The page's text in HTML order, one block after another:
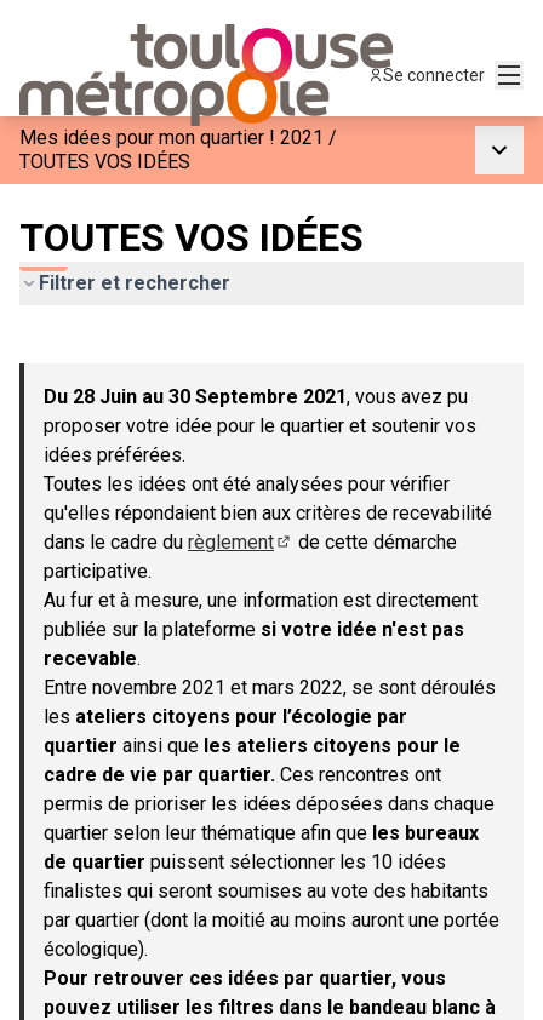
Se connecter
Mes idées pour mon quartier ! 2021 /
TOUTES VOS IDÉES
TOUTES VOS IDÉES
Filtrer et rechercher
−
Du 28 Juin au 30 Septembre 2021, vous avez pu
proposer votre idée pour le quartier et soutenir vos
idées préférées.
Toutes les idées ont été analysées pour vérifier
qu'elles répondaient bien aux critères de recevabilité
dans le cadre du règlement
de cette démarche
participative.
Au fur et à mesure, une information est directement
publiée sur la plateforme si votre idée n'est pas
recevable.
Entre novembre 2021 et mars 2022, se sont déroulés
les ateliers citoyens pour l’écologie par
quartier ainsi que les ateliers citoyens pour le
cadre de vie par quartier. Ces rencontres ont
permis de prioriser les idées déposées dans chaque
quartier selon leur thématique afin que les bureaux
de quartier puissent sélectionner les 10 idées
finalistes qui seront soumises au vote des habitants
par quartier (dont la moitié au moins auront une portée
écologique).
Pour retrouver ces idées par quartier, vous
pouvez utiliser les filtres dans le bandeau blanc à